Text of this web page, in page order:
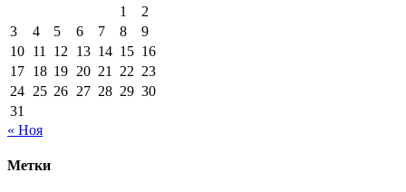
1
2
3
4 5 6 7 8
9
10 11 12 13 14 15 16
17 18 19 20 21 22 23
24 25 26 27 28 29 30
31
« Ноя
Метки